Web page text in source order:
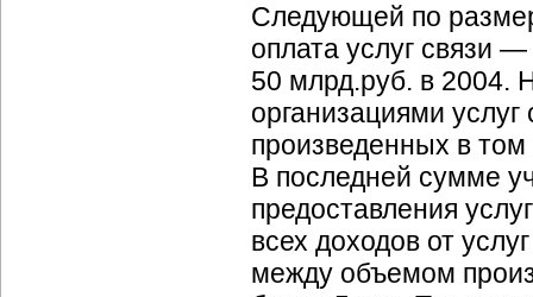
Следующей по
оплата услуг связи
50 млрд.руб. в 2004.
организациями
произведенных в том
В последней сумме
предоставления
всех доходов от
между объемом